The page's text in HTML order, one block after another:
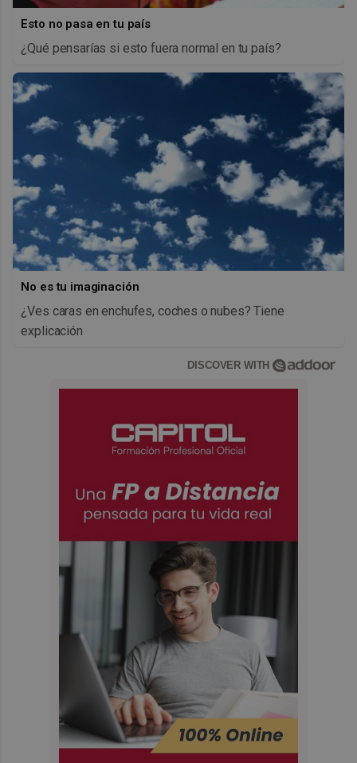
Esto no pasa en tu país
¿Qué pensarías si esto fuera normal en tu país?
No es tu imaginación
¿Ves caras en enchufes, coches o nubes? Tiene
explicación
DISCOVER WITH